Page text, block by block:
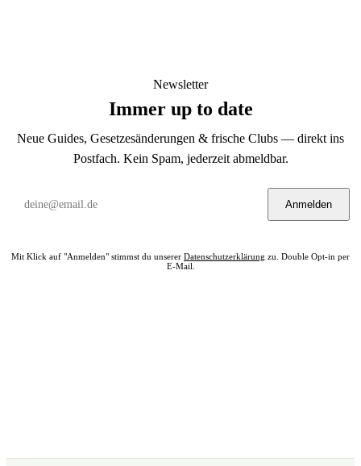
Newsletter
Immer up to date
Neue Guides, Gesetzesänderungen & frische Clubs — direkt ins
Postfach. Kein Spam, jederzeit abmeldbar.
Anmelden
Mit Klick auf "Anmelden" stimmst du unserer Datenschutzerklärung zu. Double Opt-in per
E-Mail.